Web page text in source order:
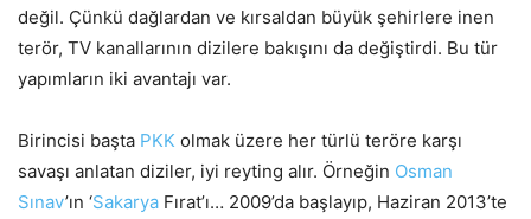
değil. Çünkü dağlardan ve kırsaldan büyük şehirlere inen
terör, TV kanallarının dizilere bakışını da değiştirdi. Bu tür
yapımların iki avantajı var.
Birincisi başta PKK olmak üzere her türlü teröre karşı
savaşı anlatan diziler, iyi reyting alır. Örneğin Osman
Sınav’ın ‘Sakarya Fırat’ı… 2009’da başlayıp, Haziran 2013’te